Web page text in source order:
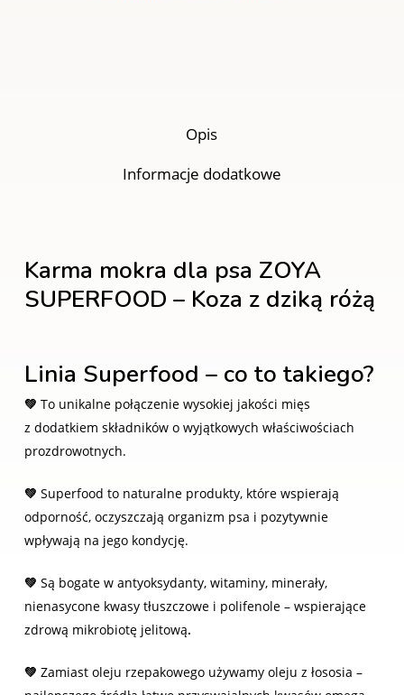
Opis
Informacje dodatkowe
Karma mokra dla psa ZOYA
SUPERFOOD – Koza z dziką różą
Linia Superfood – co to takiego?
💚 To unikalne połączenie wysokiej jakości mięs
z dodatkiem składników o wyjątkowych właściwościach
prozdrowotnych.
💚 Superfood to naturalne produkty, które wspierają
odporność, oczyszczają organizm psa i pozytywnie
wpływają na jego kondycję.
💚 Są bogate w antyoksydanty, witaminy, minerały,
nienasycone kwasy tłuszczowe i polifenole – wspierające
zdrową mikrobiotę jelitową.
💚 Zamiast oleju rzepakowego używamy oleju z łososia –